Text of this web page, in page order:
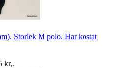
Storlek M polo. Har kostat
kr,.